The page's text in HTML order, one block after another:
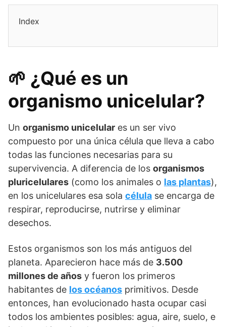
Index
🌱 ¿Qué es un
organismo unicelular?
Un organismo unicelular es un ser vivo
compuesto por una única célula que lleva a cabo
todas las funciones necesarias para su
supervivencia. A diferencia de los organismos
pluricelulares (como los animales o las plantas),
en los unicelulares esa sola célula se encarga de
respirar, reproducirse, nutrirse y eliminar
desechos.
Estos organismos son los más antiguos del
planeta. Aparecieron hace más de 3.500
millones de años y fueron los primeros
habitantes de los océanos primitivos. Desde
entonces, han evolucionado hasta ocupar casi
todos los ambientes posibles: agua, aire, suelo, e